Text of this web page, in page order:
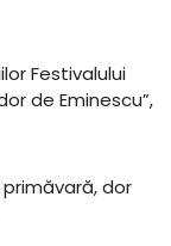
Festivalului
de Eminescu”,
primăvară, dor